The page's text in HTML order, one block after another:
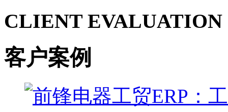
CLIENT EVALUATION
客户案例